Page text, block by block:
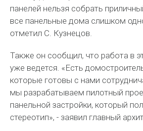
панелей нельзя собрать
все панельные дома слишком
отметил С. Кузнецов.
Также он сообщил, что работа в
уже ведется. «Есть
которые готовы с нами
мы разрабатываем пилотный
панельной застройки, который
стереотип», - заявил главный